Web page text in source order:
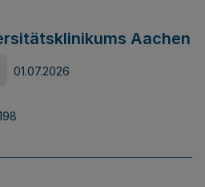
Aachen
01.07.2026